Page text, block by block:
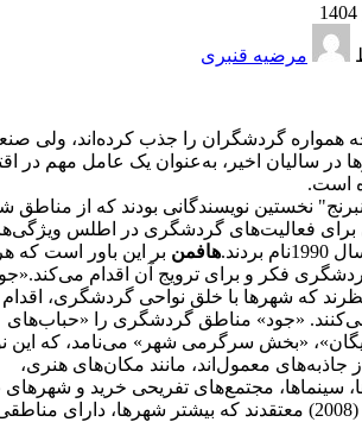
مرضیه قنبری
گردشگران را جذب کرده‌اند، ولی
سالیان اخیر، به‌عنوان یک عامل مهم در
است.
نخستین نویسندگانی بودند که از مناطق
برای فعالیت‌های گردشگری در اطلس
هافمن بر این باور است که
فکر و برای ترویج آن اقدام
نظرند که شهرها با خلق نواحی گردشگری، اقدام
«جود» مناطق گردشگری را «حباب‌های
«بخش سرگرمی شهر» می‌نامد، که این
جاذبه‌های معمول‌اند، مانند مکان‌های هنری،
سینماها، مجتمع‌های تفریحی خرید و شهرهای
(2008) معتقدند که بیشتر شهرها، دارای